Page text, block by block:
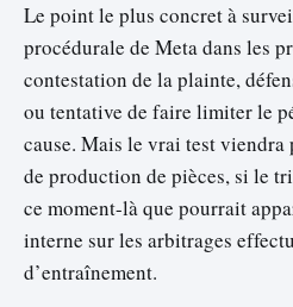
Le point le plus concret à
procédurale de Meta dans les
contestation de la plainte,
ou tentative de faire limiter le
cause. Mais le vrai test viendra
de production de pièces, si le
ce moment-là que pourrait
interne sur les arbitrages
d’entraînement.